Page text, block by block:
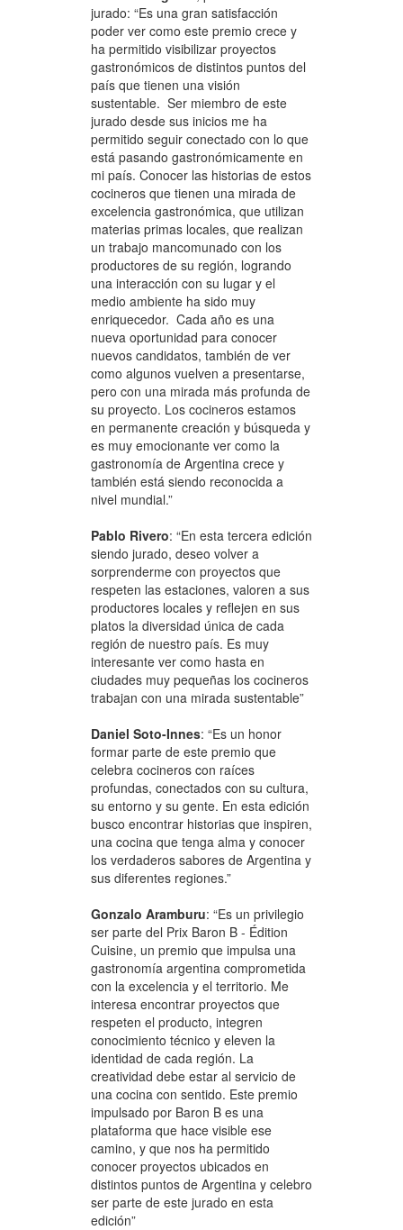
jurado: “Es una gran satisfacción
poder ver como este premio crece y
ha permitido visibilizar proyectos
gastronómicos de distintos puntos del
país que tienen una visión
sustentable. Ser miembro de este
jurado desde sus inicios me ha
permitido seguir conectado con lo que
está pasando gastronómicamente en
mi país. Conocer las historias de estos
cocineros que tienen una mirada de
excelencia gastronómica, que utilizan
materias primas locales, que realizan
un trabajo mancomunado con los
productores de su región, logrando
una interacción con su lugar y el
medio ambiente ha sido muy
enriquecedor. Cada año es una
nueva oportunidad para conocer
nuevos candidatos, también de ver
como algunos vuelven a presentarse,
pero con una mirada más profunda de
su proyecto. Los cocineros estamos
en permanente creación y búsqueda y
es muy emocionante ver como la
gastronomía de Argentina crece y
también está siendo reconocida a
nivel mundial.”
Pablo Rivero: “En esta tercera edición
siendo jurado, deseo volver a
sorprenderme con proyectos que
respeten las estaciones, valoren a sus
productores locales y reflejen en sus
platos la diversidad única de cada
región de nuestro país. Es muy
interesante ver como hasta en
ciudades muy pequeñas los cocineros
trabajan con una mirada sustentable”
Daniel Soto-Innes: “Es un honor
formar parte de este premio que
celebra cocineros con raíces
profundas, conectados con su cultura,
su entorno y su gente. En esta edición
busco encontrar historias que inspiren,
una cocina que tenga alma y conocer
los verdaderos sabores de Argentina y
sus diferentes regiones.”
Gonzalo Aramburu: “Es un privilegio
ser parte del Prix Baron B - Édition
Cuisine, un premio que impulsa una
gastronomía argentina comprometida
con la excelencia y el territorio. Me
interesa encontrar proyectos que
respeten el producto, integren
conocimiento técnico y eleven la
identidad de cada región. La
creatividad debe estar al servicio de
una cocina con sentido. Este premio
impulsado por Baron B es una
plataforma que hace visible ese
camino, y que nos ha permitido
conocer proyectos ubicados en
distintos puntos de Argentina y celebro
ser parte de este jurado en esta
edición”